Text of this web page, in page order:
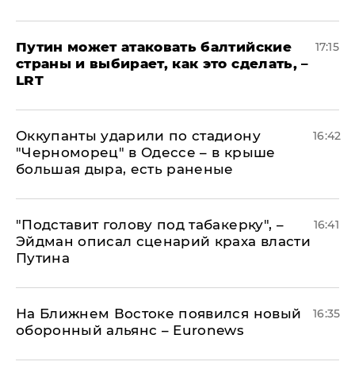
Путин может атаковать балтийские
страны и выбирает, как это сделать, –
LRT
17:15
Оккупанты ударили по стадиону
"Черноморец" в Одессе – в крыше
большая дыра, есть раненые
16:42
​"Подставит голову под табакерку", –
Эйдман описал сценарий краха власти
Путина
16:41
На Ближнем Востоке появился новый
оборонный альянс – Euronews
16:35